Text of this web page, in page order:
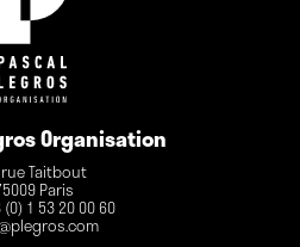
Organisation
Taitbout
Paris
(0) 1 53 20 00 60